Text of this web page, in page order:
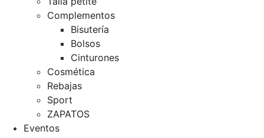
Complementos
Bisutería
Bolsos
Cinturones
Cosmética
Rebajas
Sport
ZAPATOS
Eventos